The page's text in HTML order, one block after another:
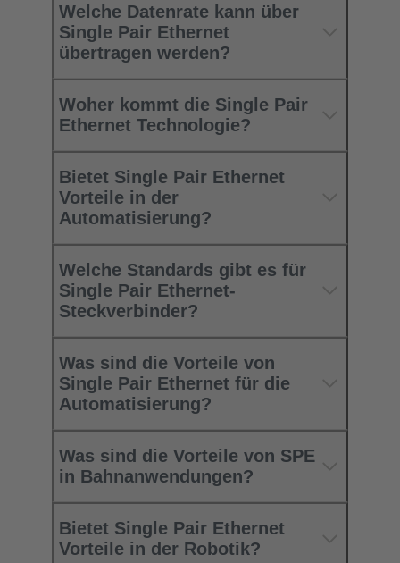
Welche Datenrate kann über
Single Pair Ethernet
übertragen werden?
Woher kommt die Single Pair
Ethernet Technologie?
Bietet Single Pair Ethernet
Vorteile in der
Automatisierung?
Welche Standards gibt es für
Single Pair Ethernet-
Steckverbinder?
Was sind die Vorteile von
Single Pair Ethernet für die
Automatisierung?
Was sind die Vorteile von SPE
in Bahnanwendungen?
Bietet Single Pair Ethernet
Vorteile in der Robotik?